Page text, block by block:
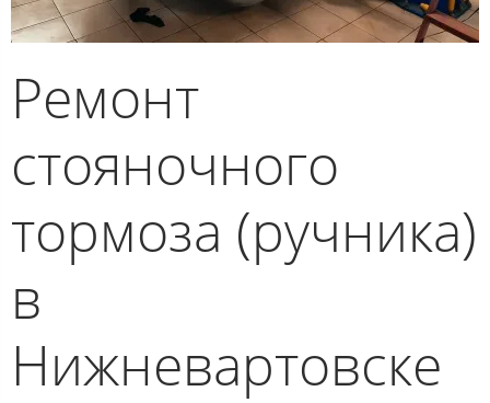
Ремонт
стояночного
тормоза (ручника)
в
Нижневартовске